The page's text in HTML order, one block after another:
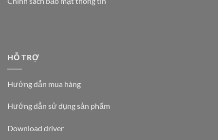
HỖ TRỢ
Hướng dẫn mua hàng
Hướng dẫn sử dụng sản phẩm
Download driver